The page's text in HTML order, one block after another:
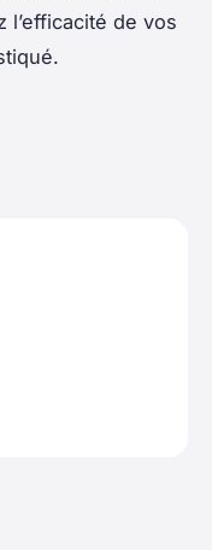
l’efficacité de vos